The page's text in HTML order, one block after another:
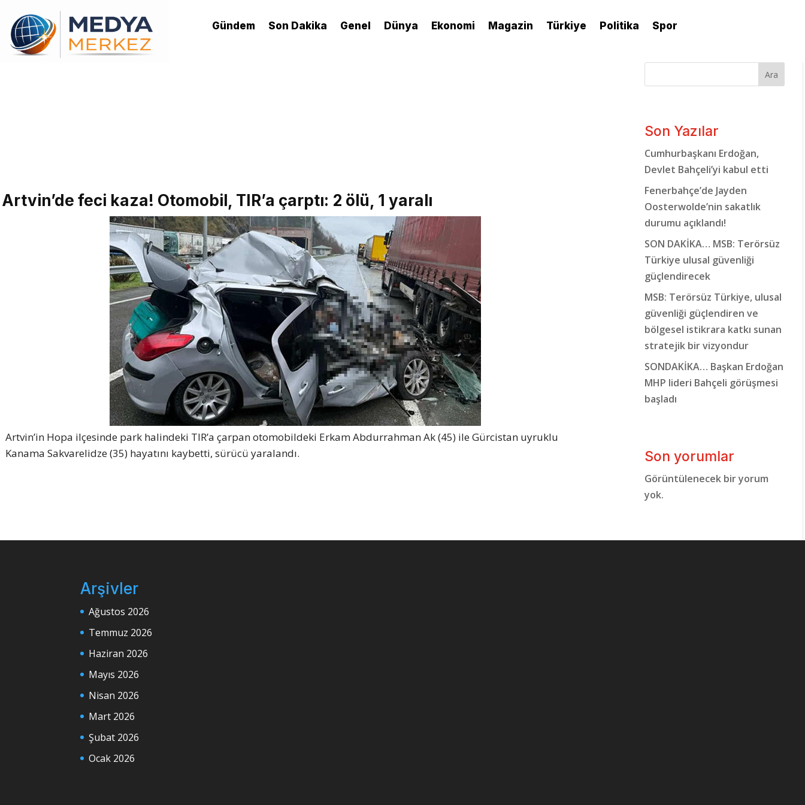
Gündem Son Dakika Genel Dünya Ekonomi Magazin Türkiye Politika Spor
Artvin’de feci kaza! Otomobil, TIR’a çarptı: 2 ölü, 1 yaralı
Artvin’in Hopa ilçesinde park halindeki TIR’a çarpan otomobildeki Erkam Abdurrahman Ak (45) ile Gürcistan uyruklu
Kanama Sakvarelidze (35) hayatını kaybetti, sürücü yaralandı.
Ara
Son Yazılar
Cumhurbaşkanı Erdoğan,
Devlet Bahçeli’yi kabul etti
Fenerbahçe’de Jayden
Oosterwolde’nin sakatlık
durumu açıklandı!
SON DAKİKA… MSB: Terörsüz
Türkiye ulusal güvenliği
güçlendirecek
MSB: Terörsüz Türkiye, ulusal
güvenliği güçlendiren ve
bölgesel istikrara katkı sunan
stratejik bir vizyondur
SONDAKİKA… Başkan Erdoğan
MHP lideri Bahçeli görüşmesi
başladı
Son yorumlar
Görüntülenecek bir yorum
yok.
Arşivler
Ağustos 2026
Temmuz 2026
Haziran 2026
Mayıs 2026
Nisan 2026
Mart 2026
Şubat 2026
Ocak 2026